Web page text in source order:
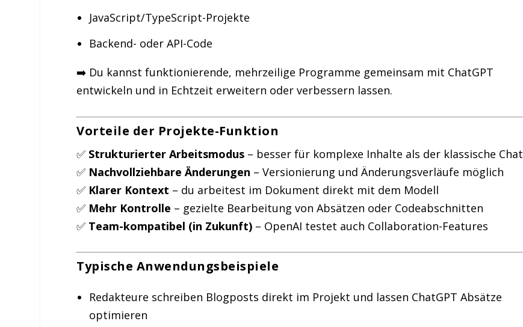
JavaScript/TypeScript-Projekte
Backend- oder API-Code
➡️ Du kannst funktionierende, mehrzeilige Programme gemeinsam mit ChatGPT
entwickeln und in Echtzeit erweitern oder verbessern lassen.
Vorteile der Projekte-Funktion
✅ Strukturierter Arbeitsmodus – besser für komplexe Inhalte als der klassische Chat
✅ Nachvollziehbare Änderungen – Versionierung und Änderungsverläufe möglich
✅ Klarer Kontext – du arbeitest im Dokument direkt mit dem Modell
✅ Mehr Kontrolle – gezielte Bearbeitung von Absätzen oder Codeabschnitten
✅ Team-kompatibel (in Zukunft) – OpenAI testet auch Collaboration-Features
Typische Anwendungsbeispiele
Redakteure schreiben Blogposts direkt im Projekt und lassen ChatGPT Absätze
optimieren